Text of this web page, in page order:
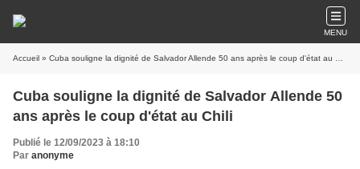
MENU
Accueil » Cuba souligne la dignité de Salvador Allende 50 ans après le coup d'état au Chili
Cuba souligne la dignité de Salvador Allende 50
ans après le coup d'état au Chili
Publié le 12/09/2023 à 18:10
Par anonyme